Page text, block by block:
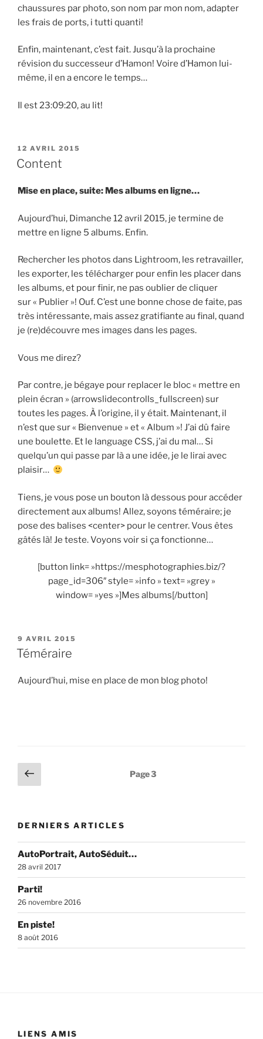
chaussures par photo, son nom par mon nom, adapter
les frais de ports, i tutti quanti!
Enfin, maintenant, c’est fait. Jusqu’à la prochaine
révision du successeur d’Hamon! Voire d’Hamon lui-
même, il en a encore le temps…
Il est 23:09:20, au lit!
PUBLIÉ
LE
12 AVRIL 2015
Content
Mise en place, suite: Mes albums en ligne…
Aujourd’hui, Dimanche 12 avril 2015, je termine de
mettre en ligne 5 albums. Enfin.
Rechercher les photos dans Lightroom, les retravailler,
les exporter, les télécharger pour enfin les placer dans
les albums, et pour finir, ne pas oublier de cliquer
sur « Publier »! Ouf. C’est une bonne chose de faite, pas
très intéressante, mais assez gratifiante au final, quand
je (re)découvre mes images dans les pages.
Vous me direz?
Par contre, je bégaye pour replacer le bloc « mettre en
plein écran » (arrowslidecontrolls_fullscreen) sur
toutes les pages. À l’origine, il y était. Maintenant, il
n’est que sur « Bienvenue » et « Album »! J’ai dû faire
une boulette. Et le language CSS, j’ai du mal… Si
quelqu’un qui passe par là a une idée, je le lirai avec
plaisir…
Tiens, je vous pose un bouton là dessous pour accéder
directement aux albums! Allez, soyons téméraire; je
pose des balises <center> pour le centrer. Vous êtes
gâtés là! Je teste. Voyons voir si ça fonctionne…
[button link= »https://mesphotographies.biz/?
page_id=306″ style= »info » text= »grey »
window= »yes »]Mes albums[/button]
PUBLIÉ
LE
9 AVRIL 2015
Téméraire
Aujourd’hui, mise en place de mon blog photo!
Pagination
des
Page
précédente
Page3
DERNIERS ARTICLES
AutoPortrait, AutoSéduit…
28 avril 2017
Parti!
26 novembre 2016
En piste!
8 août 2016
LIENS AMIS